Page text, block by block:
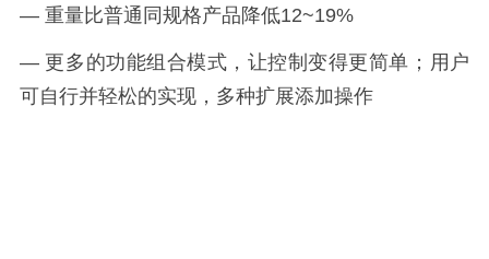
— 重量比普通同规格产品降低12~19%
— 更多的功能组合模式，让控制变得更简单；用户
可自行并轻松的实现，多种扩展添加操作